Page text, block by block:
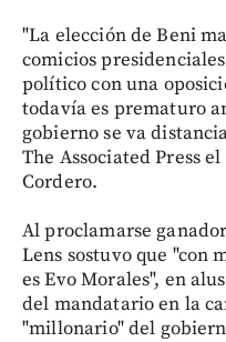
"La elección de Beni
comicios
político con una
todavía es prematuro
gobierno se va
The Associated Press
Cordero.
Al proclamarse
Lens sostuvo que "con
es Evo Morales", en
del mandatario en la
"millonario" del